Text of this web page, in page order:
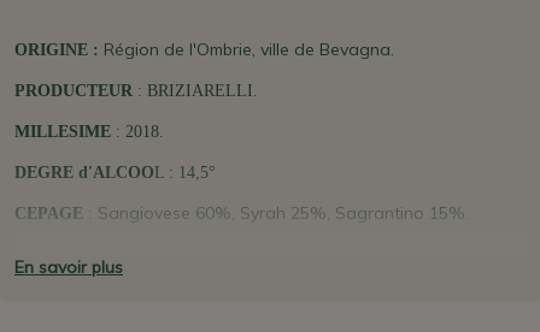
ORIGINE : Région de l'Ombrie, ville de Bevagna.
PRODUCTEUR : BRIZIARELLI.
MILLESIME : 2018.
DEGRE d'ALCOOL : 14,5°
CEPAGE : Sangiovese 60%, Syrah 25%, Sagrantino 15%.
nez délicat de mûre et de cerise mûre, avec une légère touche
En savoir plus